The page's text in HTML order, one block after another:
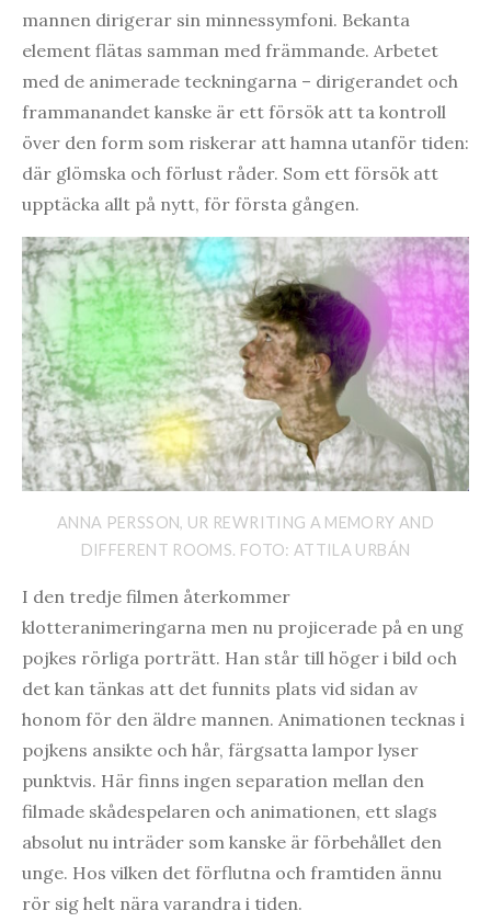
mannen dirigerar sin minnessymfoni. Bekanta
element flätas samman med främmande. Arbetet
med de animerade teckningarna – dirigerandet och
frammanandet kanske är ett försök att ta kontroll
över den form som riskerar att hamna utanför tiden:
där glömska och förlust råder. Som ett försök att
upptäcka allt på nytt, för första gången.
ANNA PERSSON, UR REWRITING A MEMORY AND
DIFFERENT ROOMS. FOTO: ATTILA URBÁN
I den tredje filmen återkommer
klotteranimeringarna men nu projicerade på en ung
pojkes rörliga porträtt. Han står till höger i bild och
det kan tänkas att det funnits plats vid sidan av
honom för den äldre mannen. Animationen tecknas i
pojkens ansikte och hår, färgsatta lampor lyser
punktvis. Här finns ingen separation mellan den
filmade skådespelaren och animationen, ett slags
absolut nu inträder som kanske är förbehållet den
unge. Hos vilken det förflutna och framtiden ännu
rör sig helt nära varandra i tiden.